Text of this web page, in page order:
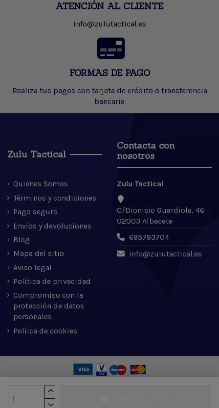
ATENCIÓN AL CLIENTE
info@zulutactical.es
FORMAS DE PAGO
Realiza tus pagos con tarjeta de crédito o transferencia
bancaria
Zulu Tactical
Quienes Somos
Términos y condiciones
Pago seguro
Envíos y devoluciones
Blog
Mapa del sitio
Aviso legal
Política de privacidad
Compromiso con la
protección de datos
personales
Políica de cookies
Contacta con
nosotros
Zulu Tactical
C/Dionisio Guardiola, 46
02003 Albacete
695793704
info@zulutactical.es
Zulu Tactical S.L. © 2022 | Desarrollado por Expertic